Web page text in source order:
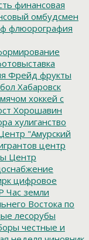
финансовая
омбудсмен
флюорография
Фрейд фрукты
Хабаровск
хоккей с
Хорошавин
хулиганство
"Амурский
центр
Центр
цифровое
Час земли
Востока по
лесорубы
честные и